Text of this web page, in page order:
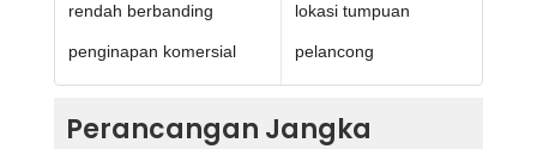
rendah berbanding
penginapan komersial
lokasi tumpuan
pelancong
Perancangan Jangka